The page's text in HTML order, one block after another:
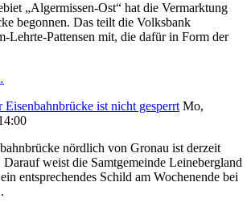
„Algermissen-Ost“ hat die Vermarktung
begonnen. Das teilt die Volksbank
Lehrte-Pattensen mit, die dafür in Form der
Eisenbahnbrücke ist nicht gesperrt Mo,
nördlich von Gronau ist derzeit
Darauf weist die Samtgemeinde Leinebergland
entsprechendes Schild am Wochenende bei